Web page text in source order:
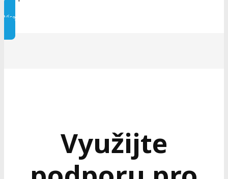
Více informací
Využijte